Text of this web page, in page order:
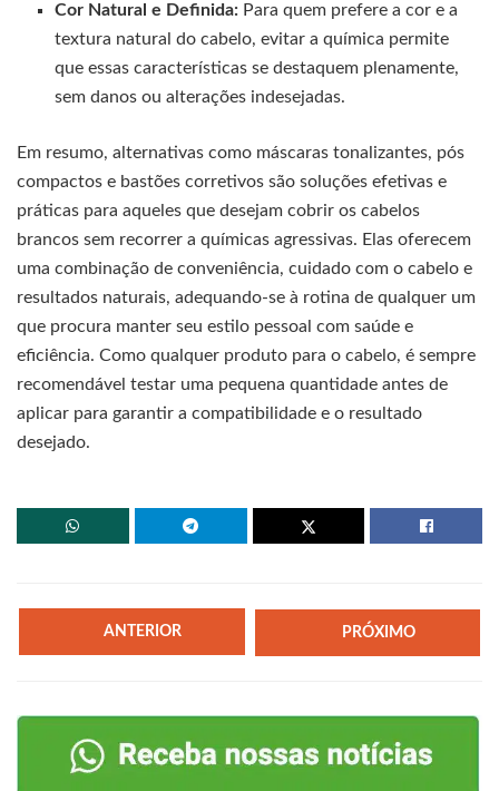
Cor Natural e Definida: Para quem prefere a cor e a
textura natural do cabelo, evitar a química permite
que essas características se destaquem plenamente,
sem danos ou alterações indesejadas.
Em resumo, alternativas como máscaras tonalizantes, pós
compactos e bastões corretivos são soluções efetivas e
práticas para aqueles que desejam cobrir os cabelos
brancos sem recorrer a químicas agressivas. Elas oferecem
uma combinação de conveniência, cuidado com o cabelo e
resultados naturais, adequando-se à rotina de qualquer um
que procura manter seu estilo pessoal com saúde e
eficiência. Como qualquer produto para o cabelo, é sempre
recomendável testar uma pequena quantidade antes de
aplicar para garantir a compatibilidade e o resultado
desejado.
ANTERIOR PRÓXIMO